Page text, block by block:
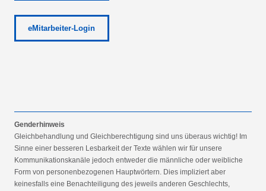
eMitarbeiter-Login
Genderhinweis
Gleichbehandlung und Gleichberechtigung sind uns überaus wichtig! Im
Sinne einer besseren Lesbarkeit der Texte wählen wir für unsere
Kommunikationskanäle jedoch entweder die männliche oder weibliche
Form von personenbezogenen Hauptwörtern. Dies impliziert aber
keinesfalls eine Benachteiligung des jeweils anderen Geschlechts,